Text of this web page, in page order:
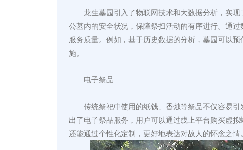
龙生墓园引入了物联网技术和大数据分析，实
公墓内的安全状况，保障祭扫活动的有序进行。通
服务质量。例如，基于历史数据的分析，墓园可以
施。
电子祭品
传统祭祀中使用的纸钱、香烛等祭品不仅容易
出了电子祭品服务，用户可以通过线上平台购买虚
还能通过个性化定制，更好地表达对故人的怀念之情。